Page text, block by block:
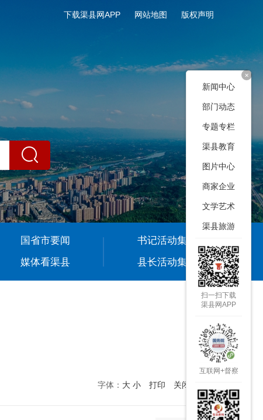
下载渠县网APP 网站地图 版权声明
国省市要闻
书记活动集
媒体看渠县 县长活动集
字体： 大 小 打印 关闭本页
+
新闻中心
部门动态
专题专栏
渠县教育
图片中心
商家企业
文学艺术
渠县旅游
扫一扫下载
渠县网APP
互联网+督察